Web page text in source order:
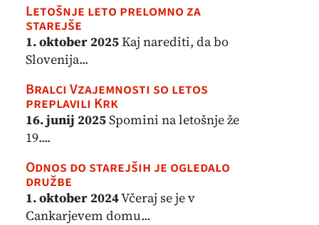
Letošnje leto prelomno za
starejše
1. oktober 2025Kaj narediti, da bo
Slovenija...
Bralci Vzajemnosti so letos
preplavili Krk
16. junij 2025Spomini na letošnje že
19....
Odnos do starejših je ogledalo
družbe
1. oktober 2024Včeraj se je v
Cankarjevem domu...